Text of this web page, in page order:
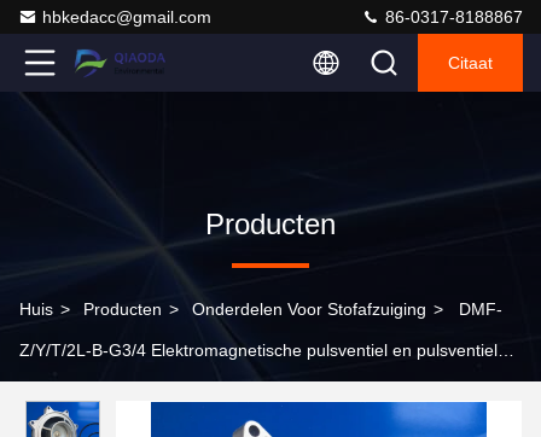
hbkedacc@gmail.com 86-0317-8188867
Citaat
Producten
Huis > Producten > Onderdelen Voor Stofafzuiging > DMF-
Z/Y/T/2L-B-G3/4 Elektromagnetische pulsventiel en pulsventiel